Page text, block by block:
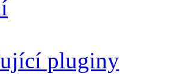
pluginy